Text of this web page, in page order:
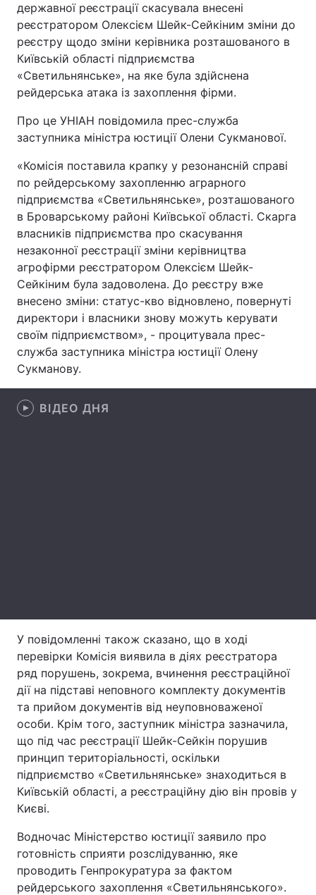
Головна Війна
Україна Політика
Економіка Світ
Техно і зв'язок Лайт
Зброя Інциденти
Здоров'я Туризм
Цікавинки Погода
Екологія Регіони
Лонгріди
Відео з Youtube Статті
Інтерв'ю
Архів
державної реєстрації скасувала внесені
реєстратором Олексієм Шейк-Сейкіним зміни до
реєстру щодо зміни керівника розташованого в
Київській області підприємства
«Светильнянське», на яке була здійснена
рейдерська атака із захоплення фірми.
Про це УНІАН повідомила прес-служба
заступника міністра юстиції Олени Сукманової.
«Комісія поставила крапку у резонансній справі
по рейдерському захопленню аграрного
підприємства «Светильнянське», розташованого
в Броварському районі Київської області. Скарга
власників підприємства про скасування
незаконної реєстрації зміни керівництва
агрофірми реєстратором Олексієм Шейк-
Сейкіним була задоволена. До реєстру вже
внесено зміни: статус-кво відновлено, повернуті
директори і власники знову можуть керувати
своїм підприємством», - процитувала прес-
служба заступника міністра юстиції Олену
Сукманову.
ВІДЕО ДНЯ
У повідомленні також сказано, що в ході
перевірки Комісія виявила в діях реєстратора
ряд порушень, зокрема, вчинення реєстраційної
дії на підставі неповного комплекту документів
та прийом документів від неуповноваженої
особи. Крім того, заступник міністра зазначила,
що під час реєстрації Шейк-Сейкін порушив
принцип територіальності, оскільки
підприємство «Светильнянське» знаходиться в
Київській області, а реєстраційну дію він провів у
Києві.
Водночас Міністерство юстиції заявило про
готовність сприяти розслідуванню, яке
проводить Генпрокуратура за фактом
рейдерського захоплення «Светильнянського».